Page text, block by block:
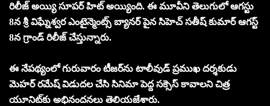
రిలీజ్ అయ్యి సూపర్ హిట్ అయ్యింది. ఈ మూవీని తెలుగులో ఆగస్టు
8న శ్రీ విఘ్నేశ్వర ఎంటైన్మెంట్స్ బ్యానర్ పైన సిహెచ్ సతీష్ కుమార్ ఆగ‌స్ట్
8న గ్రాండ్ రిలీజ్ చేస్తున్నారు.
ఈ నేప‌థ్యంలో గురువారం టీజ‌ర్‌ను టాలీవుడ్ ప్ర‌ముఖ ద‌ర్శ‌కుడు
మెహ‌ర్ ర‌మేష్ విడుద‌ల చేసి సినిమా పెద్ద స‌క్సెస్ కావాల‌ని చిత్ర
యూనిట్‌కు అభినంద‌న‌లు తెలియ‌జేశారు.